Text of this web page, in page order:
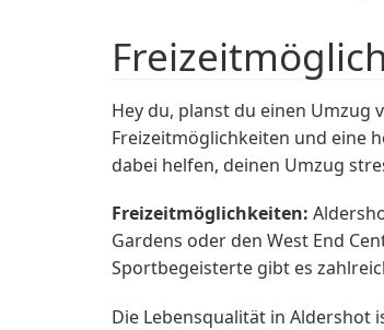
Hey du, planst du einen Umzug
Freizeitmöglichkeiten und eine
dabei helfen, deinen Umzug
Freizeitmöglichkeiten:
Gardens oder den West End
Sportbegeisterte gibt es
Die Lebensqualität in Aldershot